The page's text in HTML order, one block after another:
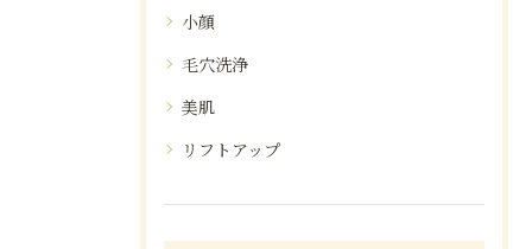
小顔
毛穴洗浄
美肌
リフトアップ